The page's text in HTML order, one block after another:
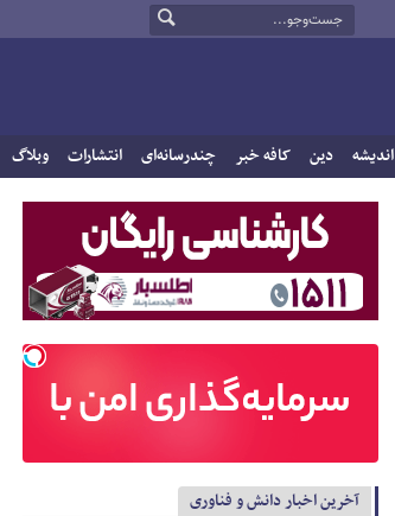
اندیشه دین کافه خبر چندرسانه‌ای انتشارات وبلاگ
آخرین اخبار دانش و فناوری